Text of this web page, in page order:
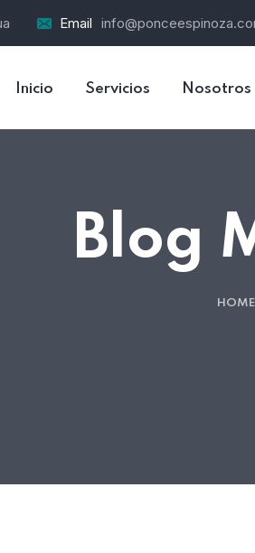
Email
Inicio Servicios Nosotros
Blog
HOME